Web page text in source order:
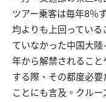
ツアー乗客は毎年8％
均よりも上回ってい
ていなかった中国大
年から解禁されるこ
する際、その都度必
ことにも言及。クル